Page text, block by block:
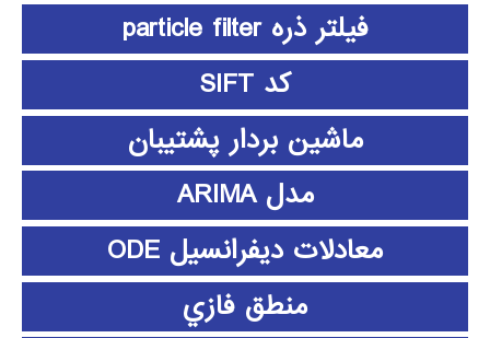
فیلتر ذره particle filter
کد SIFT
ماشین بردار پشتیبان
مدل ARIMA
معادلات دیفرانسیل ODE
منطق فازي